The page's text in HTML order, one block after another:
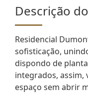
Descrição do
Residencial
sofisticação,
dispondo de
integrados, assim,
espaço sem abrir